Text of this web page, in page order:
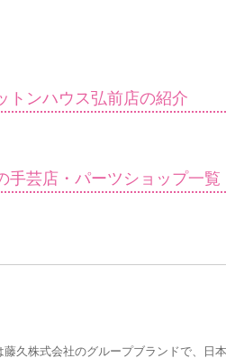
トンハウス弘前店の紹介
手芸店・パーツショップ一覧
久株式会社のグループブランドで、